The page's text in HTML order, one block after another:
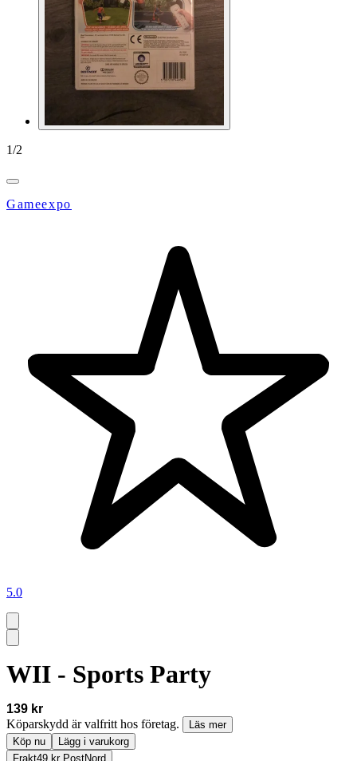
1/2
Gameexpo
5.0
WII - Sports Party
139 kr
Köparskydd är valfritt hos företag.
Läs mer
Köp nu
Lägg i varukorg
Frakt49 kr PostNord